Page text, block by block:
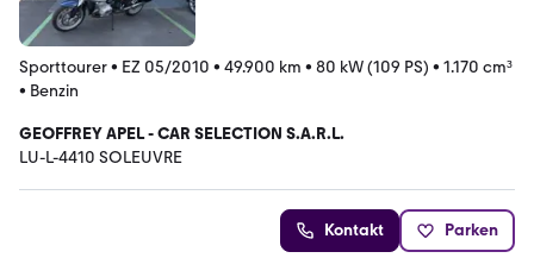
Sporttourer• EZ 05/2010 • 49.900 km • 80 kW (109 PS) • 1.170 cm³
• Benzin
GEOFFREY APEL - CAR SELECTION S.A.R.L.
LU-L-4410 SOLEUVRE
Kontakt Parken